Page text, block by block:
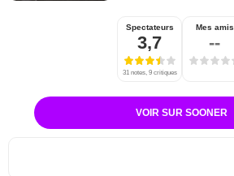
Spectateurs
3,7
31 notes, 9 critiques
Mes amis
--
VOIR SUR SOONER